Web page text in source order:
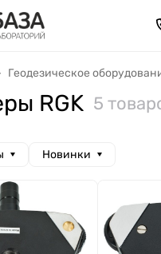
Геодезическое
RGK 5
Новинки